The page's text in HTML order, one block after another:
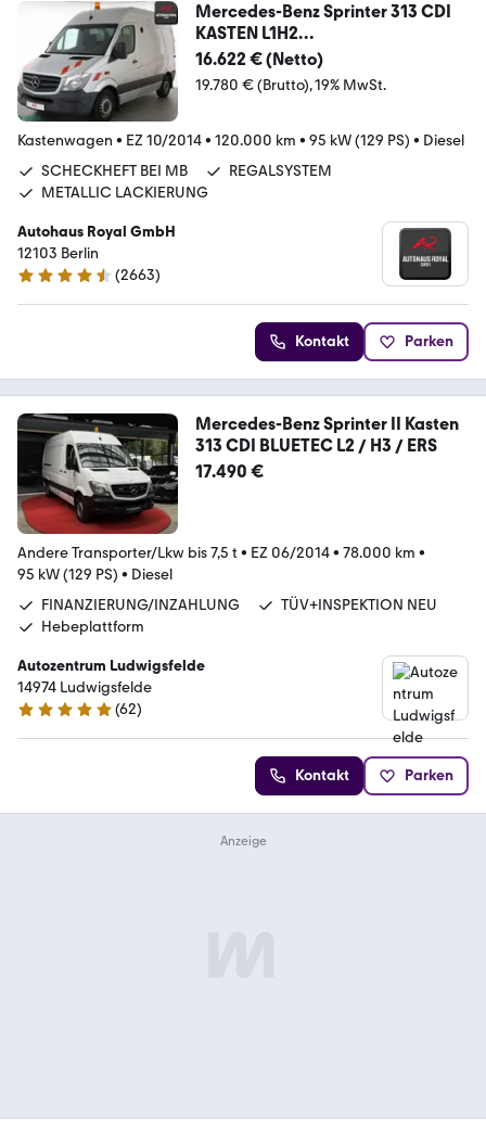
Mercedes-Benz Sprinter 313 CDI
KASTEN L1H2
STANDHZ,SCHWINGSITZ
16.622 € (Netto)
19.780 € (Brutto) 19% MwSt.
Kastenwagen • EZ 10/2014• 120.000 km • 95 kW (129 PS) • Diesel
SCHECKHEFT BEI MB
REGALSYSTEM
METALLIC LACKIERUNG
Autohaus Royal GmbH
12103 Berlin
4.6 Sterne
(2663)
Kontakt Parken
Mercedes-Benz Sprinter II Kasten
313 CDI BLUETEC L2 / H3 / ERS
17.490 €
Andere Transporter/Lkw bis 7,5 t • EZ 06/2014• 78.000 km •
95 kW (129 PS) • Diesel
FINANZIERUNG/INZAHLUNG
TÜV+INSPEKTION NEU
Hebeplattform
Autozentrum Ludwigsfelde
14974 Ludwigsfelde
4.8 Sterne
(62)
Kontakt Parken